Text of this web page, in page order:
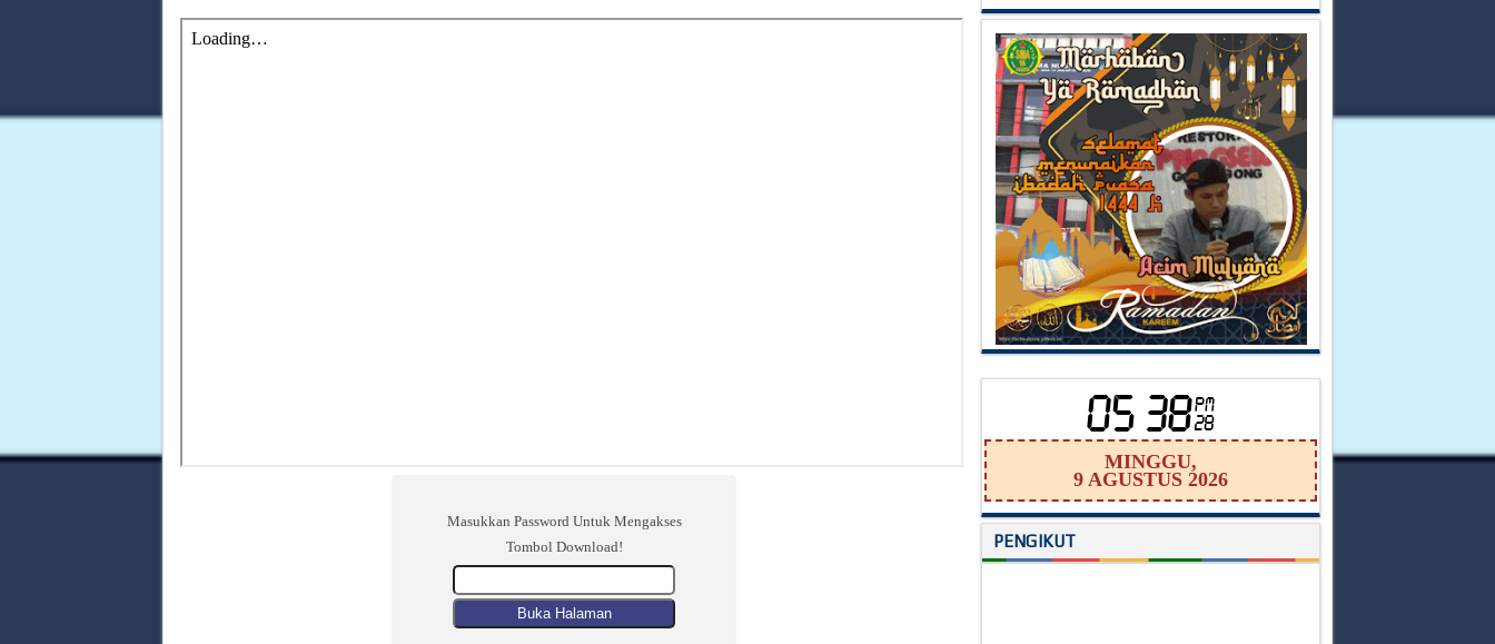
Masukkan Password Untuk Mengakses
Tombol Download!
MINGGU,
9 AGUSTUS 2026
PENGIKUT